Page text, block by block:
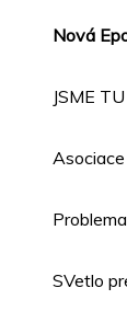
Nová
JSME
SVetlo